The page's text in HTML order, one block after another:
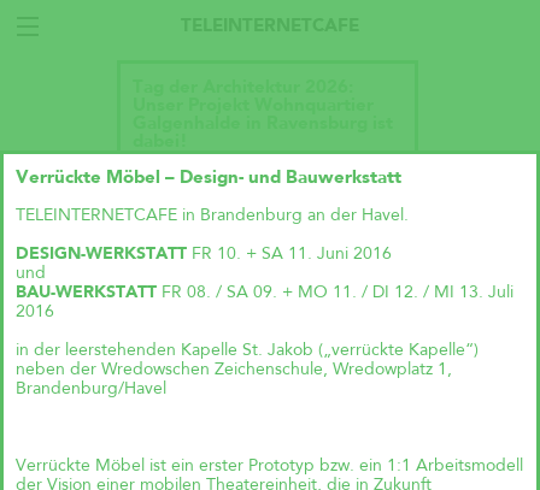
Verrückte Möbel – Design- und Bauwerkstatt
TELEINTERNETCAFE in Brandenburg an der Havel.
DESIGN-WERKSTATT FR 10. + SA 11. Juni 2016
und
BAU-WERKSTATT FR 08. / SA 09. + MO 11. / DI 12. / MI 13. Juli
2016
in der leerstehenden Kapelle St. Jakob („verrückte Kapelle“)
neben der Wredowschen Zeichenschule, Wredowplatz 1,
Brandenburg/Havel
Verrückte Möbel ist ein erster Prototyp bzw. ein 1:1 Arbeitsmodell
der Vision einer mobilen Theatereinheit, die in Zukunft